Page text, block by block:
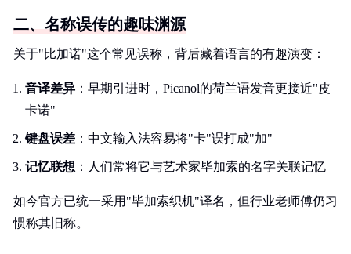
二、名称误传的趣味渊源
关于"比加诺"这个常见误称，背后藏着语言的有趣演变：
音译差异 ：早期引进时，Picanol的荷兰语发音更接近"皮
卡诺"
键盘误差 ：中文输入法容易将"卡"误打成"加"
记忆联想 ：人们常将它与艺术家毕加索的名字关联记忆
如今官方已统一采用"毕加索织机"译名，但行业老师傅仍习
惯称其旧称。